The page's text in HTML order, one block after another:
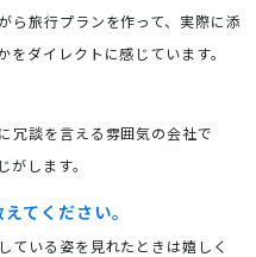
ら旅行プランを作って、実際に添
ダイレクトに感じています。
冗談を言える雰囲気の会社で
します。
てください。
ている姿を見れたときは嬉しく